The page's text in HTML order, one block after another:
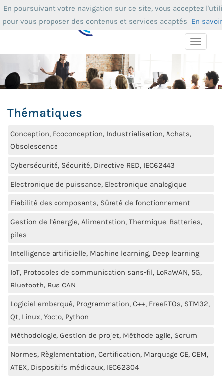
Toggle
Thématiques
Conception, Ecoconception, Industrialisation, Achats,
Obsolescence
Cybersécurité, Sécurité, Directive RED, IEC62443
Electronique de puissance, Electronique analogique
Fiabilité des composants, Sûreté de fonctionnement
Gestion de l’énergie, Alimentation, Thermique, Batteries,
piles
Intelligence artificielle, Machine learning, Deep learning
IoT, Protocoles de communication sans-fil, LoRaWAN, 5G,
Bluetooth, Bus CAN
Logiciel embarqué, Programmation, C++, FreeRTOs, STM32,
Qt, Linux, Yocto, Python
Méthodologie, Gestion de projet, Méthode agile, Scrum
Normes, Règlementation, Certification, Marquage CE, CEM,
ATEX, Dispositifs médicaux, IEC62304
En poursuivant votre navigation sur ce site, vous acceptez
pour vous proposer des contenus et services adaptés En